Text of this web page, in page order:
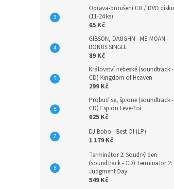
Oprava-broušení CD / DVD disku
(11-24 ks)
65 Kč
GIBSON, DAUGHN - ME MOAN -
BONUS SINGLE
89 Kč
Království nebeské (soundtrack -
CD) Kingdom of Heaven
299 Kč
Probuď se, špione (soundtrack -
CD) Espion Leve-Toi
625 Kč
DJ Bobo - Best Of (LP)
1 179 Kč
Terminátor 2: Soudný den
(soundtrack - CD) Terminator 2:
Judgment Day
549 Kč